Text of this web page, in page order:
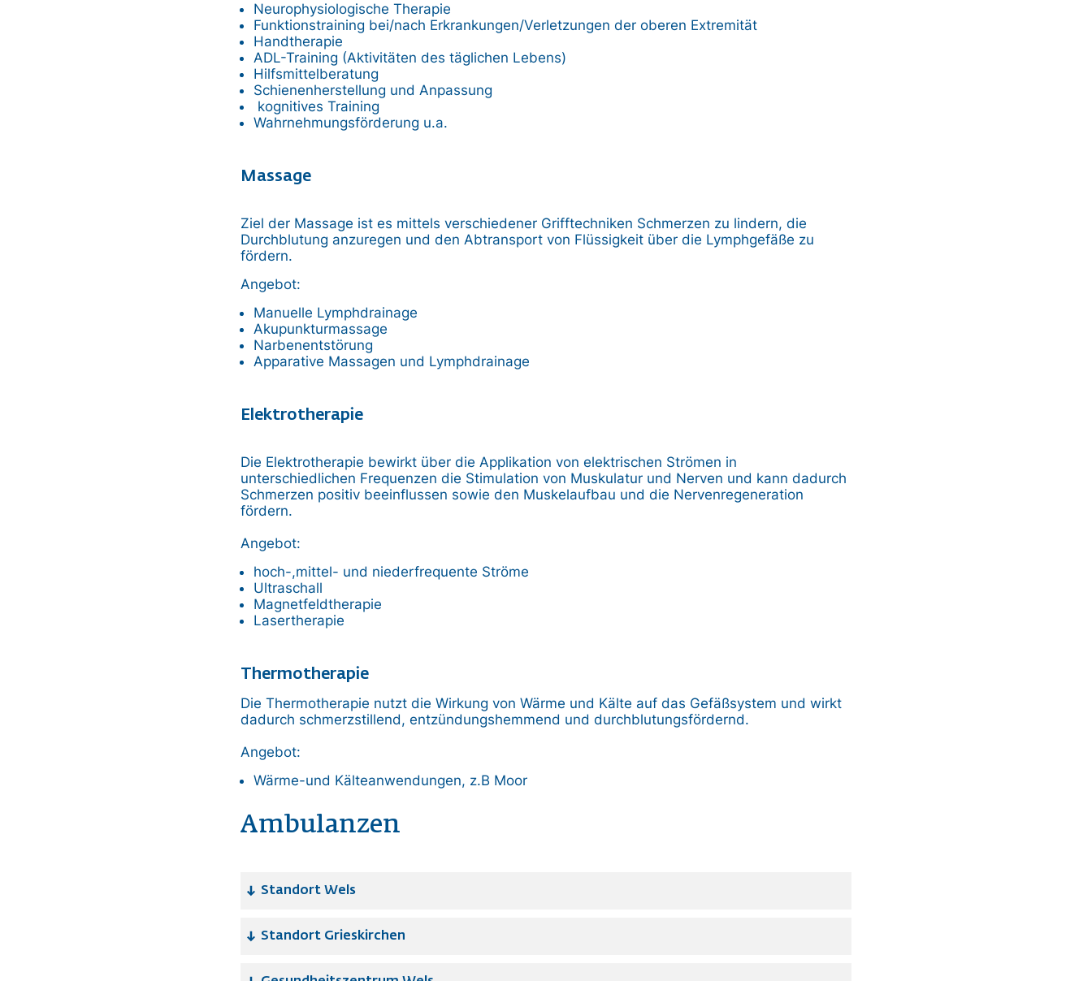
Neurophysiologische Therapie
Funktionstraining bei/nach Erkrankungen/Verletzungen der oberen Extremität
Handtherapie
ADL-Training (Aktivitäten des täglichen Lebens)
Hilfsmittelberatung
Schienenherstellung und Anpassung
kognitives Training
Wahrnehmungsförderung u.a.
Massage
Ziel der Massage ist es mittels verschiedener Grifftechniken Schmerzen zu lindern, die
Durchblutung anzuregen und den Abtransport von Flüssigkeit über die Lymphgefäße zu
fördern.
Angebot:
Manuelle Lymphdrainage
Akupunkturmassage
Narbenentstörung
Apparative Massagen und Lymphdrainage
Elektrotherapie
Die Elektrotherapie bewirkt über die Applikation von elektrischen Strömen in
unterschiedlichen Frequenzen die Stimulation von Muskulatur und Nerven und kann dadurch
Schmerzen positiv beeinflussen sowie den Muskelaufbau und die Nervenregeneration
fördern.
Angebot:
hoch-,mittel- und niederfrequente Ströme
Ultraschall
Magnetfeldtherapie
Lasertherapie
Thermotherapie
Die Thermotherapie nutzt die Wirkung von Wärme und Kälte auf das Gefäßsystem und wirkt
dadurch schmerzstillend, entzündungshemmend und durchblutungsfördernd.
Angebot:
Wärme-und Kälteanwendungen, z.B Moor
Ambulanzen
Standort Wels
Standort Grieskirchen